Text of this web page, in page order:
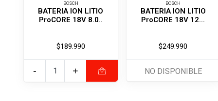
BOSCH
BATERIA ION LITIO
ProCORE 18V 8.0..
$189.990
+
-
BOSCH
BATERIA ION LITIO
ProCORE 18V 12...
$249.990
NO DISPONIBLE